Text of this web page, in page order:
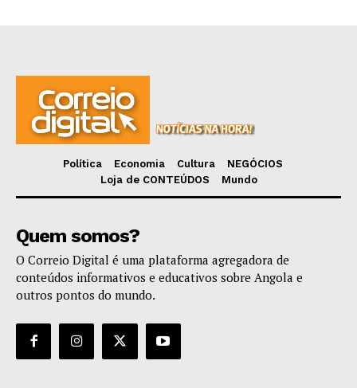
Política Economia Cultura
NEGÓCIOS
Loja de CONTEÚDOS
Mundo
Quem somos?
O Correio Digital é uma plataforma agregadora de
conteúdos informativos e educativos sobre Angola e
outros pontos do mundo.